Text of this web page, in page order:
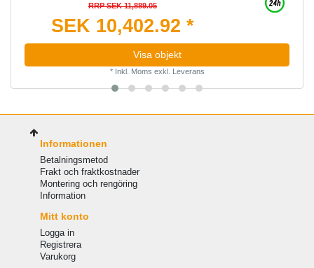
RRP SEK 11,889.05
SEK 10,402.92 *
Visa objekt
* Inkl. Moms exkl. Leverans
Informationen
Betalningsmetod
Frakt och fraktkostnader
Montering och rengöring
Information
Mitt konto
Logga in
Registrera
Varukorg